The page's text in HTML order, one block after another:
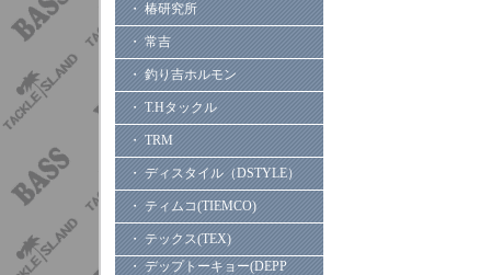
・ 椿研究所
・ 常吉
・ 釣り吉ホルモン
・ T.Hタックル
・ TRM
・ ディスタイル（DSTYLE）
・ ティムコ(TIEMCO)
・ テックス(TEX)
・ デップトーキョー(DEPP